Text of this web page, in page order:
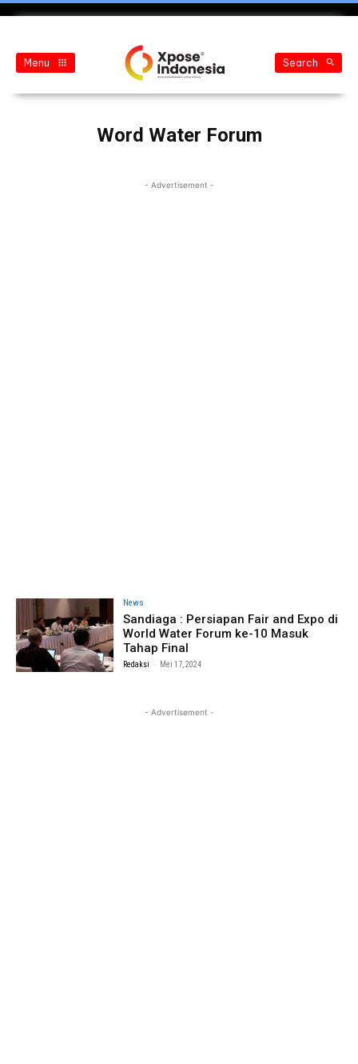
Menu Search
Word Water Forum
- Advertisement -
News
Sandiaga : Persiapan Fair and Expo di
World Water Forum ke-10 Masuk
Tahap Final
Redaksi - Mei 17, 2024
- Advertisement -